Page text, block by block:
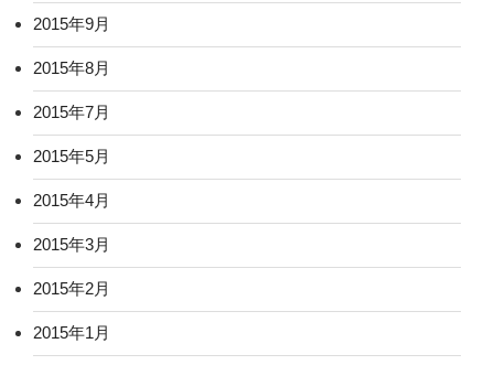
2015年9月
2015年8月
2015年7月
2015年5月
2015年4月
2015年3月
2015年2月
2015年1月